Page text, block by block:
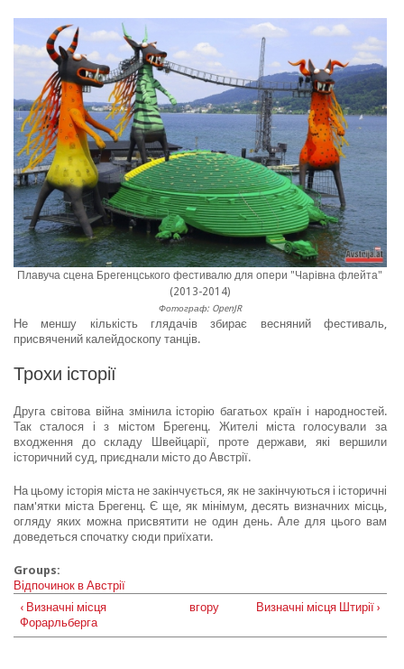
Плавуча сцена Брегенцського фестивалю для опери "Чарівна флейта"
(2013-2014)
Фотограф: OpenJR
Не меншу кількість глядачів збирає весняний фестиваль,
присвячений калейдоскопу танців.
Трохи історії
Друга світова війна змінила історію багатьох країн і народностей.
Так сталося і з містом Брегенц. Жителі міста голосували за
входження до складу Швейцарії, проте держави, які вершили
історичний суд, приєднали місто до Австрії.
На цьому історія міста не закінчується, як не закінчуються і історичні
пам'ятки міста Брегенц. Є ще, як мінімум, десять визначних місць,
огляду яких можна присвятити не один день. Але для цього вам
доведеться спочатку сюди приїхати.
Groups:
Відпочинок в Австрії
‹ Визначні місця
Форарльберга
вгору Визначні місця Штирії ›